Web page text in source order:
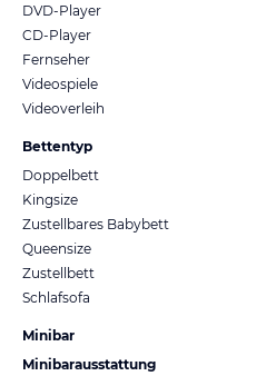
DVD-Player
CD-Player
Fernseher
Videospiele
Videoverleih
Bettentyp
Doppelbett
Kingsize
Zustellbares Babybett
Queensize
Zustellbett
Schlafsofa
Minibar
Minibarausstattung